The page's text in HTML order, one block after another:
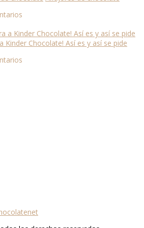
Kinder Chocolate! Así es y así se pide